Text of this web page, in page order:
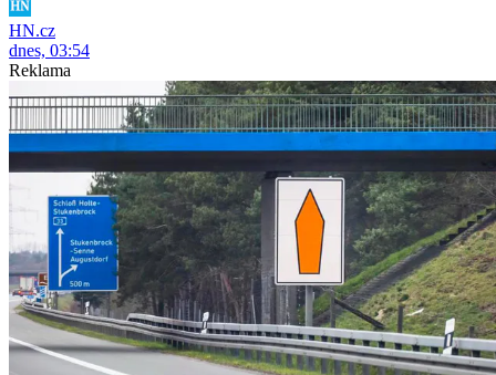
HN.cz
dnes, 03:54
Reklama